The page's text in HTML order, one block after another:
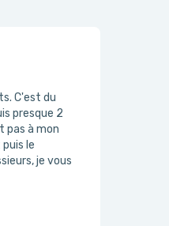
C'est du
presque 2
pas à mon
le
je vous